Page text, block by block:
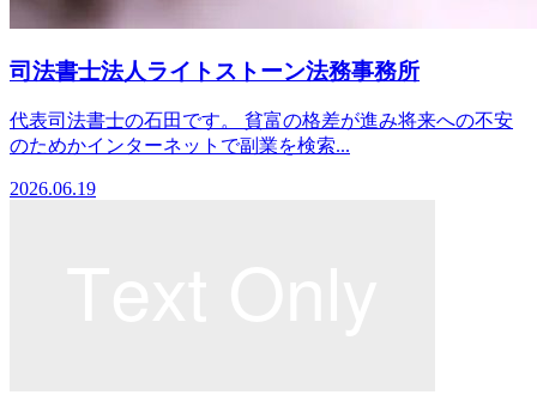
司法書士法人ライトストーン法務事務所
代表司法書士の石田です。 貧富の格差が進み将来への不安
のためかインターネットで副業を検索...
2026.06.19